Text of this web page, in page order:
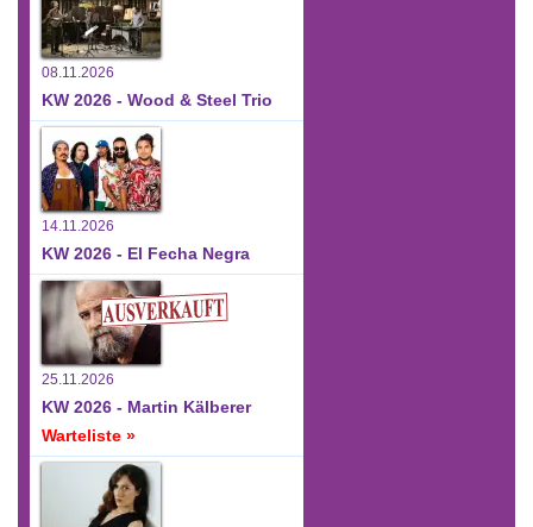
08.11.2026
KW 2026 - Wood & Steel Trio
14.11.2026
KW 2026 - El Fecha Negra
25.11.2026
KW 2026 - Martin Kälberer
Warteliste »